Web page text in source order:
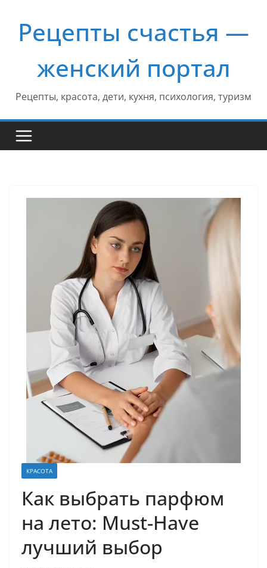
содержимому
Рецепты счастья —
женский портал
Рецепты, красота, дети, кухня, психология, туризм
КРАСОТА
Как выбрать парфюм
на лето: Must-Have
лучший выбор